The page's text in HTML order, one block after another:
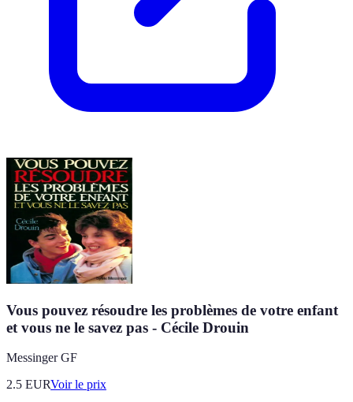
Vous pouvez résoudre les problèmes de votre enfant
et vous ne le savez pas - Cécile Drouin
Messinger GF
2.5 EURVoir le prix